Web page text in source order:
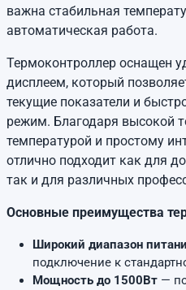
важна стабильная
автоматическая работа.
Термоконтроллер оснащен
дисплеем, который
текущие показатели и
режим. Благодаря высокой
температурой и простому
отлично подходит как для
так и для различных
Основные преимущества
Широкий диапазон
подключение к
Мощность до 1500Вт —